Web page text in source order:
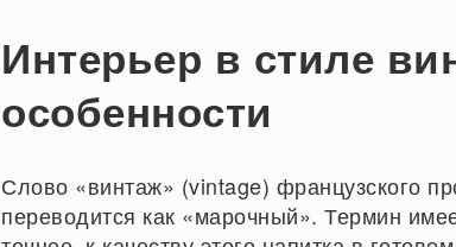
Интерьер в стиле
особенности
Слово «винтаж» (vintage) французского
переводится как «марочный». Термин